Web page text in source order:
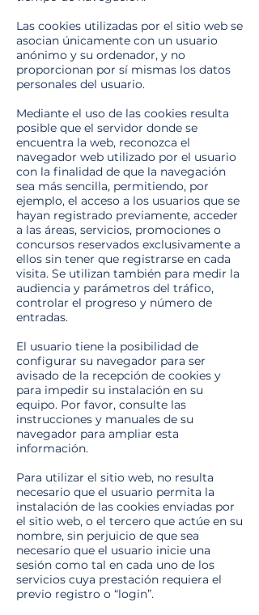
Las cookies utilizadas por el sitio web se
asocian únicamente con un usuario
anónimo y su ordenador, y no
proporcionan por sí mismas los datos
personales del usuario.
Mediante el uso de las cookies resulta
posible que el servidor donde se
encuentra la web, reconozca el
navegador web utilizado por el usuario
con la finalidad de que la navegación
sea más sencilla, permitiendo, por
ejemplo, el acceso a los usuarios que se
hayan registrado previamente, acceder
a las áreas, servicios, promociones o
concursos reservados exclusivamente a
ellos sin tener que registrarse en cada
visita. Se utilizan también para medir la
audiencia y parámetros del tráfico,
controlar el progreso y número de
entradas.
El usuario tiene la posibilidad de
configurar su navegador para ser
avisado de la recepción de cookies y
para impedir su instalación en su
equipo. Por favor, consulte las
instrucciones y manuales de su
navegador para ampliar esta
información.
Para utilizar el sitio web, no resulta
necesario que el usuario permita la
instalación de las cookies enviadas por
el sitio web, o el tercero que actúe en su
nombre, sin perjuicio de que sea
necesario que el usuario inicie una
sesión como tal en cada uno de los
servicios cuya prestación requiera el
previo registro o “login”.